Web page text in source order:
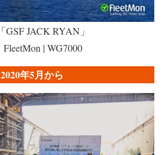
GSF JACK RYAN」
| WG7000
年5月から